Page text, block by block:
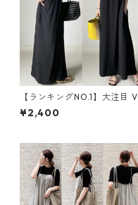
【ランキングNO.1】大注目 V
ネック ノースリーブ ワンピー
ス m-738
¥2,400